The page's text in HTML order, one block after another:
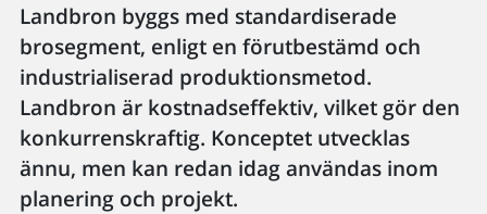
Landbron byggs med standardiserade
brosegment, enligt en förutbestämd och
industrialiserad produktionsmetod.
Landbron är kostnadseffektiv, vilket gör den
konkurrenskraftig. Konceptet utvecklas
ännu, men kan redan idag användas inom
planering och projekt.